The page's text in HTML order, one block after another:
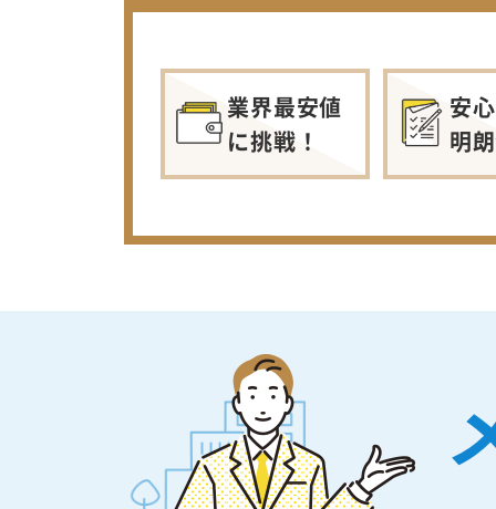
業界最安値
に挑戦！
安
明